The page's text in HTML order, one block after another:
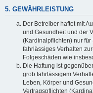
5. GEWÄHRLEISTUNG
Der Betreiber haftet mit
und Gesundheit und der
(Kardinalpflichten) nur
fahrlässiges Verhalten
Folgeschäden wie
Die Haftung ist
grob fahrlässigem
Leben, Körper und
Vertragspflichten